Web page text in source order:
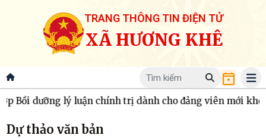
TRANG THÔNG TIN ĐIỆN TỬ
XÃ HƯƠNG KHÊ
dưỡng lý luận chính trị dành cho đảng viên mới khóa
Dự thảo văn bản